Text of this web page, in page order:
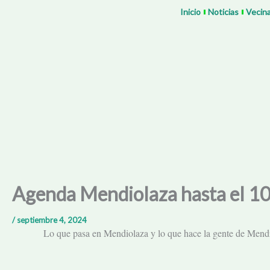
Inicio Noticias
Agenda Mendiolaza hasta el
/septiembre 4, 2024
Lo que pasa en Mendiolaza y lo que hace la gente de